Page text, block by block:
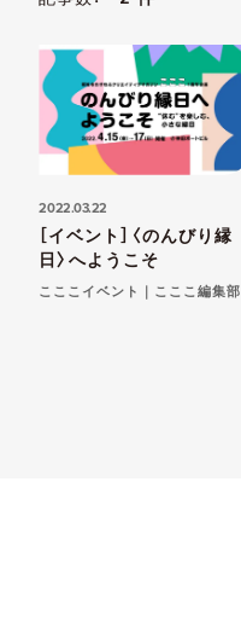
2022.03.22
［イベント］〈のんびり縁
日〉へようこそ
こここイベント｜こここ編集部